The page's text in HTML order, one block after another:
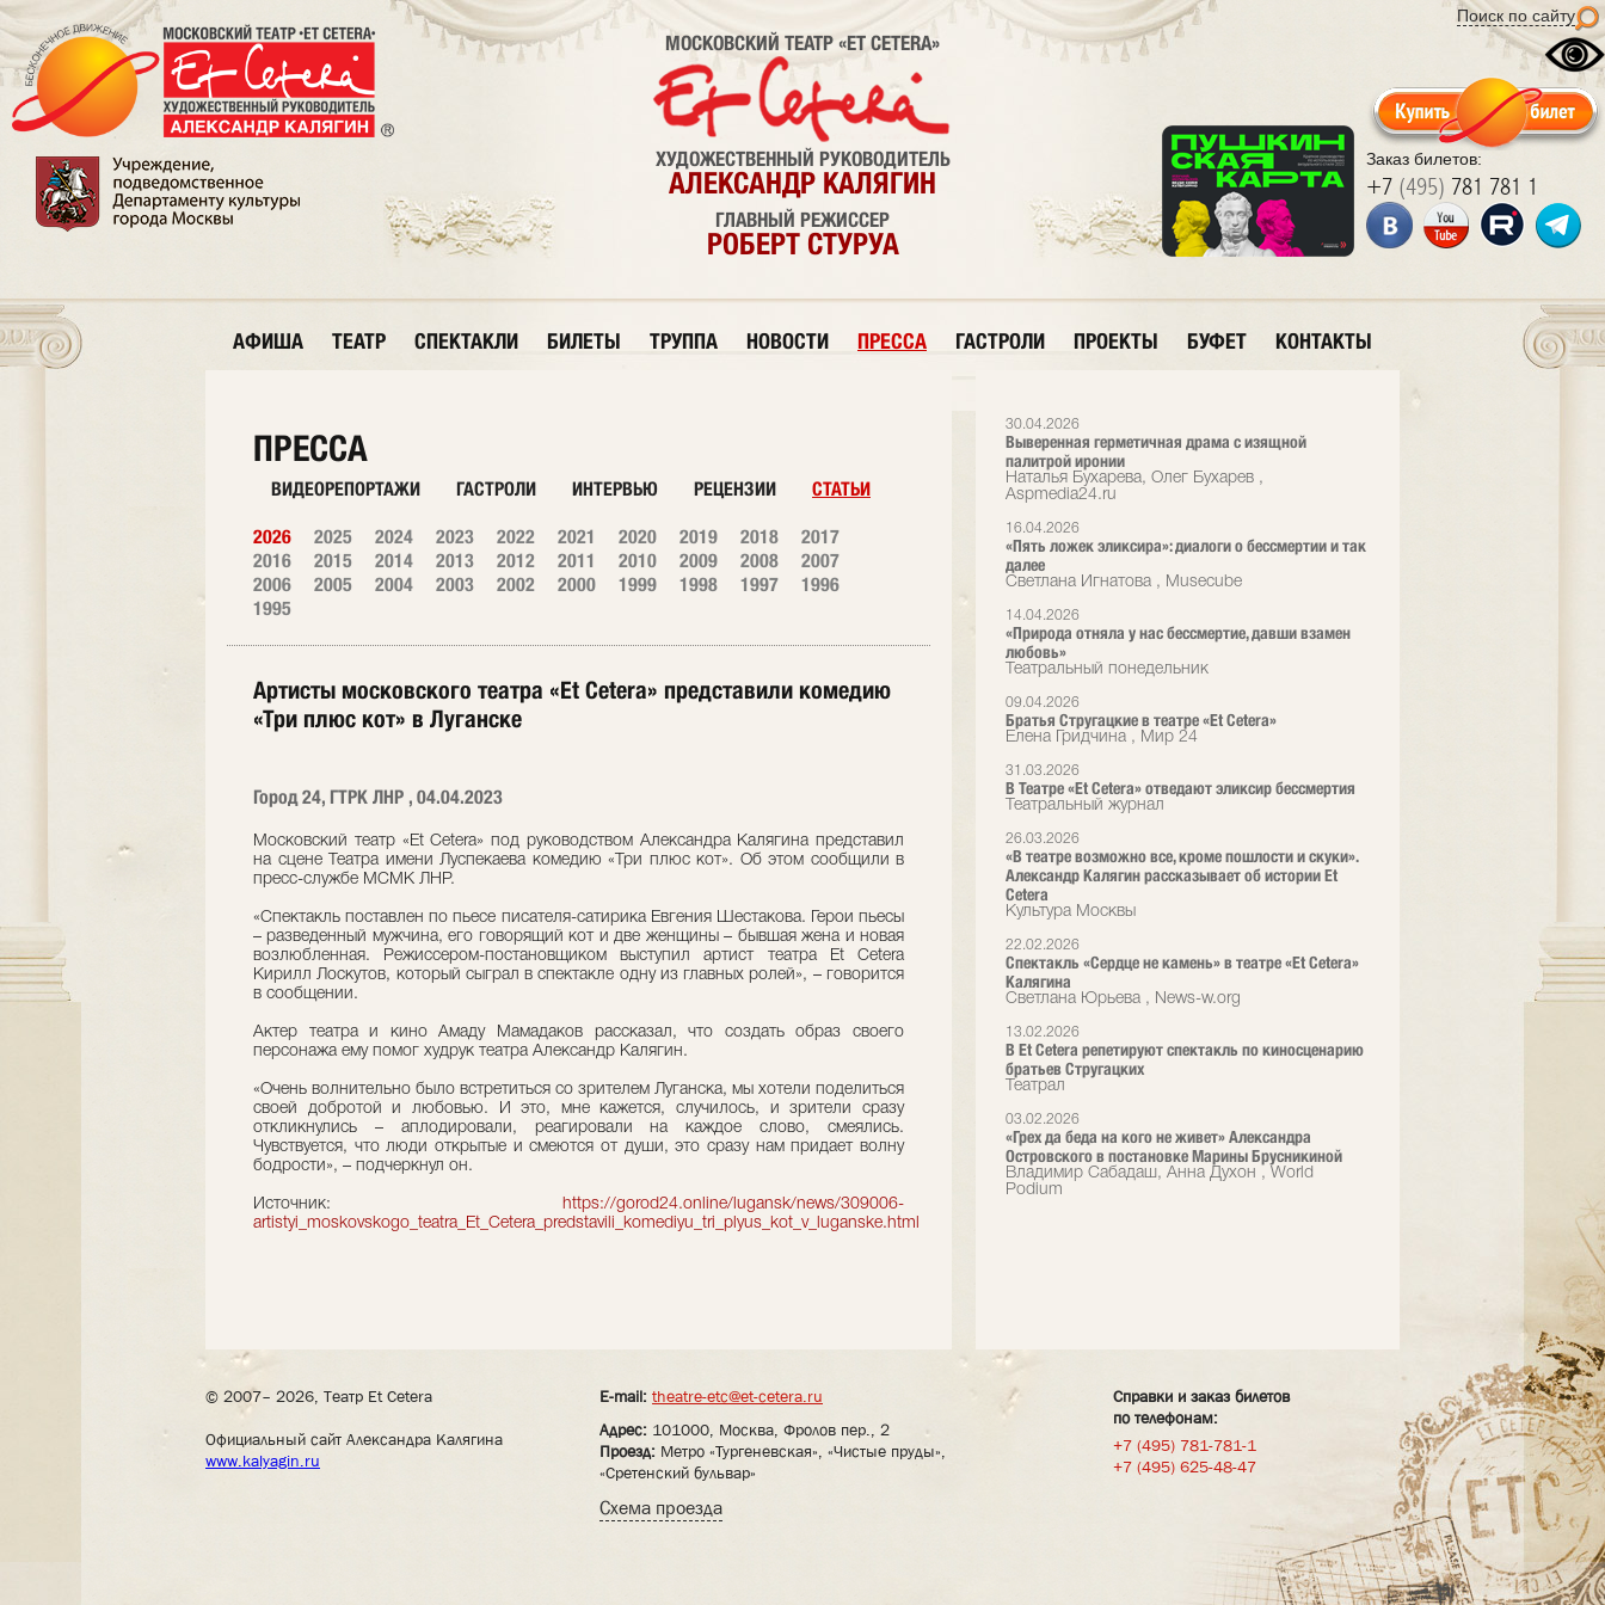
Поиск по сайту
Заказ билетов:
+7 (495) 781 781 1
МОСКОВСКИЙ ТЕАТР «ET CETERA»
ХУДОЖЕСТВЕННЫЙ РУКОВОДИТЕЛЬ
АЛЕКСАНДР КАЛЯГИН
ГЛАВНЫЙ РЕЖИССЕР
РОБЕРТ СТУРУА
АФИША ТЕАТР СПЕКТАКЛИ БИЛЕТЫ ТРУППА НОВОСТИ ПРЕССА ГАСТРОЛИ ПРОЕКТЫ БУФЕТ КОНТАКТЫ
30.04.2026
Выверенная герметичная драма с изящной
палитрой иронии
Наталья Бухарева, Олег Бухарев ,
Аspmedia24.ru
16.04.2026
«Пять ложек эликсира»: диалоги о бессмертии и так
далее
Светлана Игнатова , Musecube
14.04.2026
«Природа отняла у нас бессмертие, давши взамен
любовь»
Театральный понедельник
09.04.2026
Братья Стругацкие в театре «Et Cetera»
Елена Гридчина , Мир 24
31.03.2026
В Театре «Et Cetera» отведают эликсир бессмертия
Театральный журнал
26.03.2026
«В театре возможно все, кроме пошлости и скуки».
Александр Калягин рассказывает об истории Et
Cetera
Культура Москвы
22.02.2026
Спектакль «Сердце не камень» в театре «Et Cetera»
Калягина
Светлана Юрьева , News-w.org
13.02.2026
В Et Cetera репетируют спектакль по киносценарию
братьев Стругацких
Театрал
03.02.2026
«Грех да беда на кого не живет» Александра
Островского в постановке Марины Брусникиной
Владимир Сабадаш, Анна Духон , World
Podium
ПРЕССА
ВИДЕОРЕПОРТАЖИ ГАСТРОЛИ ИНТЕРВЬЮ РЕЦЕНЗИИ СТАТЬИ
2026 2025 2024 2023 2022 2021 2020 2019 2018
2017
2016
2015 2014 2013 2012 2011 2010 2009 2008
2007
2006
2005 2004 2003 2002 2000 1999 1998 1997
1996
1995
Артисты московского театра «Et Cetera» представили комедию
«Три плюс кот» в Луганске
Город 24, ГТРК ЛНР , 04.04.2023
Московский театр «Et Cetera» под руководством Александра Калягина представил
на сцене Театра имени Луспекаева комедию «Три плюс кот». Об этом сообщили в
пресс-службе МСМК ЛНР.
«Спектакль поставлен по пьесе писателя-сатирика Евгения Шестакова. Герои пьесы
– разведенный мужчина, его говорящий кот и две женщины – бывшая жена и новая
возлюбленная. Режиссером-постановщиком выступил артист театра Et Cetera
Кирилл Лоскутов, который сыграл в спектакле одну из главных ролей», – говорится
в сообщении.
Актер театра и кино Амаду Мамадаков рассказал, что создать образ своего
персонажа ему помог худрук театра Александр Калягин.
«Очень волнительно было встретиться со зрителем Луганска, мы хотели поделиться
своей добротой и любовью. И это, мне кажется, случилось, и зрители сразу
откликнулись – аплодировали, реагировали на каждое слово, смеялись.
Чувствуется, что люди открытые и смеются от души, это сразу нам придает волну
бодрости», – подчеркнул он.
Источник: https://gorod24.online/lugansk/news/309006-
artistyi_moskovskogo_teatra_Et_Cetera_predstavili_komediyu_tri_plyus_kot_v_luganske.html
© 2007– 2026, Театр Et Cetera
Официальный сайт Александра Калягина
www.kalyagin.ru
E-mail: theatre-etc@et-cetera.ru
Адрес: 101000, Москва, Фролов пер., 2
Проезд: Метро «Тургеневская», «Чистые пруды»,
«Сретенский бульвар»
Схема проезда
Справки и заказ билетов
по телефонам:
+7 (495) 781-781-1
+7 (495) 625-48-47